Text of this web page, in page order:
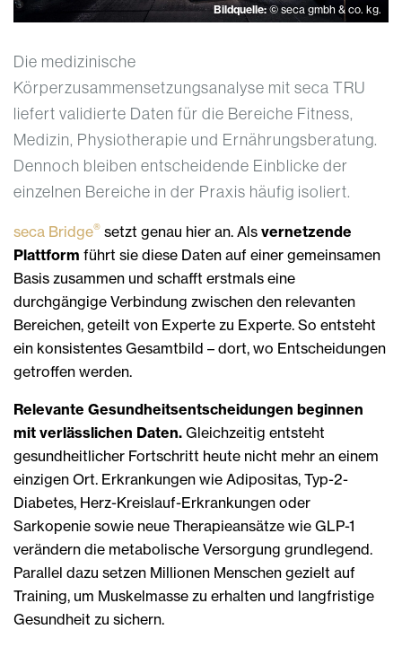
Bildquelle: © seca gmbh & co. kg.
Die medizinische
Körperzusammensetzungsanalyse mit seca TRU
liefert validierte Daten für die Bereiche Fitness,
Medizin, Physiotherapie und Ernährungsberatung.
Dennoch bleiben entscheidende Einblicke der
einzelnen Bereiche in der Praxis häufig isoliert.
seca Bridge® setzt genau hier an. Als vernetzende
Plattform führt sie diese Daten auf einer gemeinsamen
Basis zusammen und schafft erstmals eine
durchgängige Verbindung zwischen den relevanten
Bereichen, geteilt von Experte zu Experte. So entsteht
ein konsistentes Gesamtbild – dort, wo Entscheidungen
getroffen werden.
Relevante Gesundheitsentscheidungen beginnen
mit verlässlichen Daten. Gleichzeitig entsteht
gesundheitlicher Fortschritt heute nicht mehr an einem
einzigen Ort. Erkrankungen wie Adipositas, Typ-2-
Diabetes, Herz-Kreislauf-Erkrankungen oder
Sarkopenie sowie neue Therapieansätze wie GLP-1
verändern die metabolische Versorgung grundlegend.
Parallel dazu setzen Millionen Menschen gezielt auf
Training, um Muskelmasse zu erhalten und langfristige
Gesundheit zu sichern.